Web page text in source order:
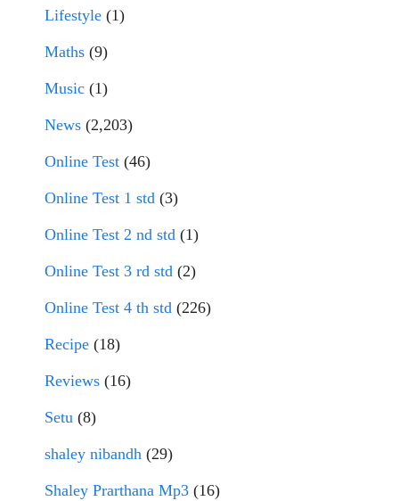
Lifestyle (1)
Maths (9)
Music (1)
News (2,203)
Online Test (46)
Online Test 1 std (3)
Online Test 2 nd std (1)
Online Test 3 rd std (2)
Online Test 4 th std (226)
Recipe (18)
Reviews (16)
Setu (8)
shaley nibandh (29)
Shaley Prarthana Mp3 (16)